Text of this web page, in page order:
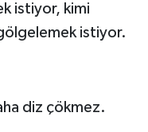
istiyor, kimi
istiyor.
diz çökmez.